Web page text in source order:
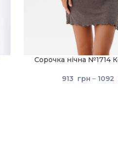
Сорочка нічна №1714
913 грн – 1092